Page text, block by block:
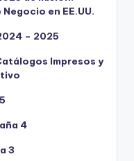
en EE.UU.
– 2025
Impresos y
4
3